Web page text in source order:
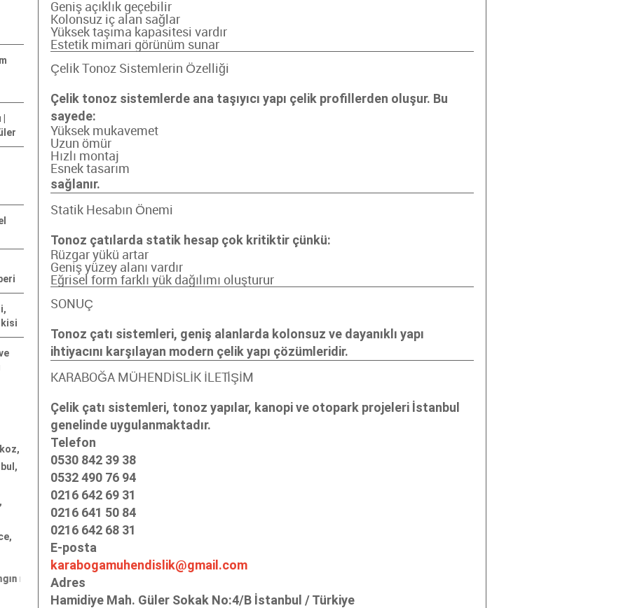
firmaları "; "yangın merdiveni imalatı
Geniş açıklık geçebilir
Kolonsuz iç alan sağlar
Yüksek taşıma kapasitesi vardır
Estetik mimari görünüm sunar
Çelik Tonoz Sistemlerin Özelliği
Çelik tonoz sistemlerde ana taşıyıcı yapı çelik profillerden oluşur. Bu
sayede:
Yüksek mukavemet
Uzun ömür
Hızlı montaj
Esnek tasarım
sağlanır.
Statik Hesabın Önemi
Tonoz çatılarda statik hesap çok kritiktir çünkü:
Rüzgar yükü artar
Geniş yüzey alanı vardır
Eğrisel form farklı yük dağılımı oluşturur
SONUÇ
Tonoz çatı sistemleri, geniş alanlarda kolonsuz ve dayanıklı yapı
ihtiyacını karşılayan modern çelik yapı çözümleridir.
KARABOĞA MÜHENDİSLİK İLETİŞİM
Çelik çatı sistemleri, tonoz yapılar, kanopi ve otopark projeleri İstanbul
genelinde uygulanmaktadır.
Telefon
0530 842 39 38
0532 490 76 94
0216 642 69 31
0216 641 50 84
0216 642 68 31
E-posta
karabogamuhendislik@gmail.com
Adres
Hamidiye Mah. Güler Sokak No:4/B İstanbul / Türkiye